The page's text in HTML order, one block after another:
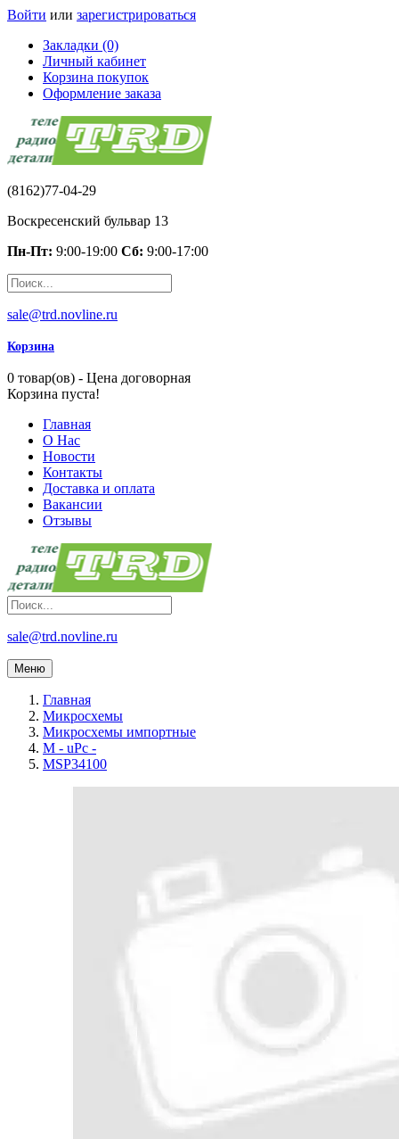
Войти или зарегистрироваться
Закладки (0)
Личный кабинет
Корзина покупок
Оформление заказа
(8162)77-04-29
Воскресенский бульвар 13
Пн-Пт: 9:00-19:00 Сб: 9:00-17:00
sale@trd.novline.ru
Корзина
0 товар(ов) - Цена договорная
Корзина пуста!
Главная
О Нас
Новости
Контакты
Доставка и оплата
Вакансии
Отзывы
sale@trd.novline.ru
Меню
Главная
Микросхемы
Микросхемы импортные
M - uPc -
MSP34100